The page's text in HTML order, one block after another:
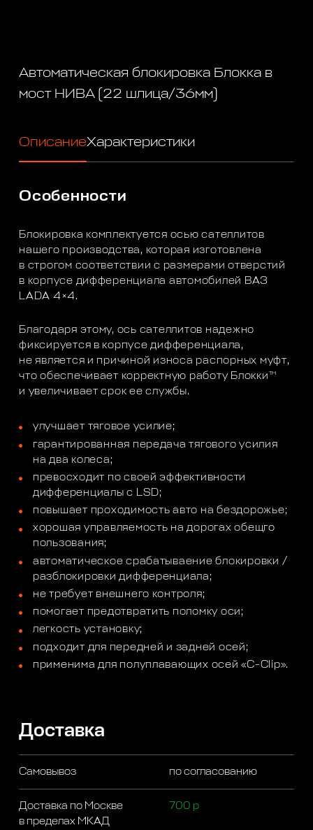
Автоматическая блокировка Блокка в
мост НИВА (22 шлица/36мм)
ОписаниеХарактеристики
Особенности
Блокировка комплектуется осью сателлитов
нашего производства, которая изготовлена
в строгом соответствии с размерами отверстий
в корпусе дифференциала автомобилей ВАЗ
LADA 4×4.
Благодаря этому, ось сателлитов надежно
фиксируется в корпусе дифференциала,
не является и причиной износа распорных муфт,
что обеспечивает корректную работу Блокки тм
и увеличивает срок ее службы.
улучшает тяговое усилие;
гарантированная передача тягового усилия
на два колеса;
превосходит по своей эффективности
дифференциалы с LSD;
повышает проходимость авто на бездорожье;
хорошая управляемость на дорогах обещго
пользования;
автоматическое срабатываение блокировки /
разблокировки дифференциала;
не требует внешнего контроля;
помогает предотвратить поломку оси;
легкость установку;
подходит для передней и задней осей;
применима для полуплавающих осей «C-Clip».
Доставка
Самовывоз по согласованию
Доставка по Москве
в пределах МКАД
700 р